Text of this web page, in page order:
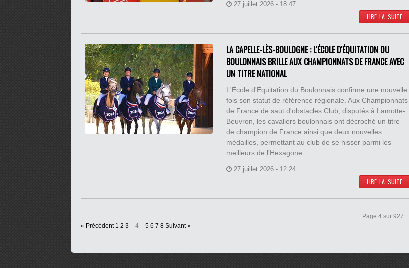
27 juillet 2026 - 18:47
LIRE LA SUITE
LA CAPELLE-LÈS-BOULOGNE : L'ÉCOLE D'ÉQUITATION DU
BOULONNAIS BRILLE AUX CHAMPIONNATS DE FRANCE AVEC
UN TITRE NATIONAL
L'École d'Équitation du Boulonnais confirme une nouvelle
fois son statut de référence régionale. Aux Championnats
de France de saut d'obstacles Club, disputés à Lamotte-
Beuvron, les cavaliers boulonnais ont décroché un titre
de champion de France ainsi que deux nouvelles
médailles, permettant au club de se hisser parmi les
meilleurs de l'Hexagone.
27 juillet 2026 - 12:24
LIRE LA SUITE
« Précédent 1 2 3 4 5 6 7 8 Suivant »
Page 4 sur 927